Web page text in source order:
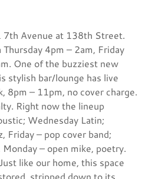
7th Avenue at 138th Street.
4pm – 2am, Friday
One of the buzziest new
stylish bar/lounge has live
8pm – 11pm, no cover charge.
Right now the lineup
Wednesday Latin;
Friday – pop cover band;
Monday – open mike, poetry.
like our home, this space